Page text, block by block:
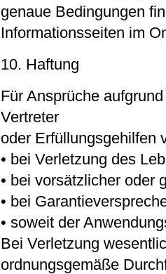
genaue Bedingungen
Informationsseiten im
10. Haftung
Für Ansprüche
Vertreter
oder Erfüllungsgehilfen
• bei Verletzung des
• bei vorsätzlicher oder
• bei
• soweit der
Bei Verletzung
ordnungsgemäße